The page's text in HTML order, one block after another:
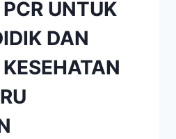
UNTUK
DAN